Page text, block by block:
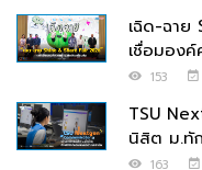
เฉิด-ฉาย
เชื่อมองค์
153
TSU
นิสิต ม.ทั
163